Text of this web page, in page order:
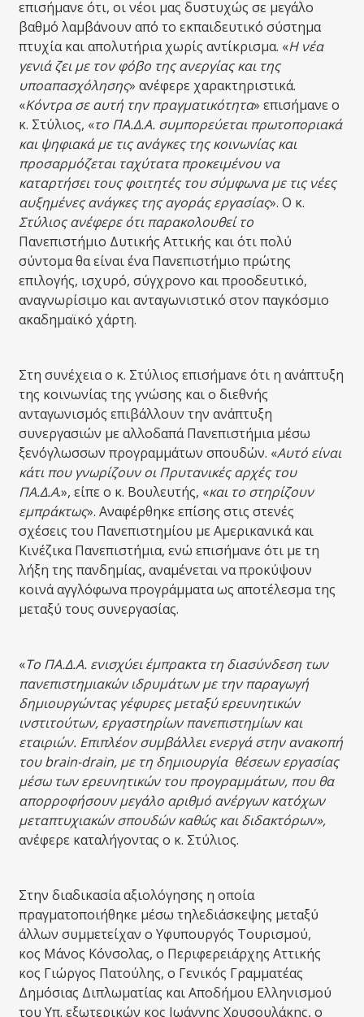
επισήμανε ότι, οι νέοι μας δυστυχώς σε μεγάλο
βαθμό λαμβάνουν από το εκπαιδευτικό σύστημα
πτυχία και απολυτήρια χωρίς αντίκρισμα. «Η νέα
γενιά ζει με τον φόβο της ανεργίας και της
υποαπασχόλησης» ανέφερε χαρακτηριστικά.
«Κόντρα σε αυτή την πραγματικότητα» επισήμανε ο
κ. Στύλιος, «το ΠΑ.Δ.Α. συμπορεύεται πρωτοποριακά
και ψηφιακά με τις ανάγκες της κοινωνίας και
προσαρμόζεται ταχύτατα προκειμένου να
καταρτήσει τους φοιτητές του σύμφωνα με τις νέες
αυξημένες ανάγκες της αγοράς εργασίας». Ο κ.
Στύλιος ανέφερε ότι παρακολουθεί το
Πανεπιστήμιο Δυτικής Αττικής και ότι πολύ
σύντομα θα είναι ένα Πανεπιστήμιο πρώτης
επιλογής, ισχυρό, σύγχρονο και προοδευτικό,
αναγνωρίσιμο και ανταγωνιστικό στον παγκόσμιο
ακαδημαϊκό χάρτη.
Στη συνέχεια ο κ. Στύλιος επισήμανε ότι η ανάπτυξη
της κοινωνίας της γνώσης και ο διεθνής
ανταγωνισμός επιβάλλουν την ανάπτυξη
συνεργασιών με αλλοδαπά Πανεπιστήμια μέσω
ξενόγλωσσων προγραμμάτων σπουδών. «Αυτό είναι
κάτι που γνωρίζουν οι Πρυτανικές αρχές του
ΠΑ.Δ.Α.», είπε ο κ. Βουλευτής, «και το στηρίζουν
εμπράκτως». Αναφέρθηκε επίσης στις στενές
σχέσεις του Πανεπιστημίου με Αμερικανικά και
Κινέζικα Πανεπιστήμια, ενώ επισήμανε ότι με τη
λήξη της πανδημίας, αναμένεται να προκύψουν
κοινά αγγλόφωνα προγράμματα ως αποτέλεσμα της
μεταξύ τους συνεργασίας.
«Το ΠΑ.Δ.Α. ενισχύει έμπρακτα τη διασύνδεση των
πανεπιστημιακών ιδρυμάτων με την παραγωγή
δημιουργώντας γέφυρες μεταξύ ερευνητικών
ινστιτούτων, εργαστηρίων πανεπιστημίων και
εταιριών. Επιπλέον συμβάλλει ενεργά στην ανακοπή
του brain-drain, με τη δημιουργία θέσεων εργασίας
μέσω των ερευνητικών του προγραμμάτων, που θα
απορροφήσουν μεγάλο αριθμό ανέργων κατόχων
μεταπτυχιακών σπουδών καθώς και διδακτόρων»,
ανέφερε καταλήγοντας ο κ. Στύλιος.
Στην διαδικασία αξιολόγησης η οποία
πραγματοποιήθηκε μέσω τηλεδιάσκεψης μεταξύ
άλλων συμμετείχαν ο Υφυπουργός Τουρισμού,
κος Μάνος Κόνσολας, ο Περιφερειάρχης Αττικής
κος Γιώργος Πατούλης, ο Γενικός Γραμματέας
Δημόσιας Διπλωματίας και Αποδήμου Ελληνισμού
του Υπ. εξωτερικών κος Ιωάννης Χρυσουλάκης, ο